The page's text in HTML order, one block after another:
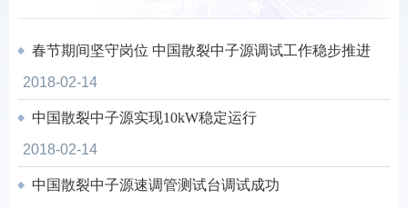
春节期间坚守岗位 中国散裂中子源调试工作稳步推进
2018-02-14
中国散裂中子源实现10kW稳定运行
2018-02-14
中国散裂中子源速调管测试台调试成功